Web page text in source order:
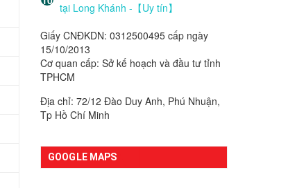
tại Long Khánh -【Uy tín】
Giấy CNĐKDN: 0312500495 cấp ngày
15/10/2013
Cơ quan cấp: Sở kế hoạch và đầu tư tỉnh
TPHCM
Địa chỉ: 72/12 Đào Duy Anh, Phú Nhuận,
Tp Hồ Chí Minh
GOOGLE MAPS